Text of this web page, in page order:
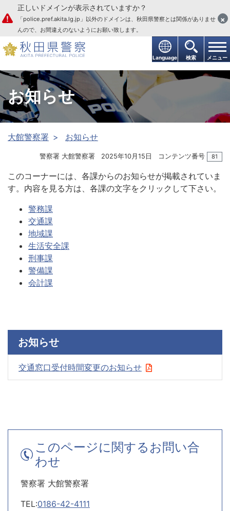
本文へ
Language 検索 メニュー
正しいドメインが表示されていますか？
「police.pref.akita.lg.jp」以外のドメインは、秋田県警察とは関係がありませ
んので、お間違えのないようにお願い致します。
×
お知らせ
大館警察署 お知らせ
警察署 大館警察署 2025年10月15日 コンテンツ番号 81
このコーナーには、各課からのお知らせが掲載されていま
す。内容を見る方は、各課の文字をクリックして下さい。
警務課
交通課
地域課
生活安全課
刑事課
警備課
会計課
お知らせ
交通窓口受付時間変更のお知らせ
このページに関するお問い合
わせ
警察署 大館警察署
TEL:0186-42-4111